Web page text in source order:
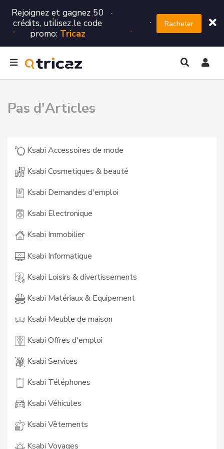
Rejoignez et gagnez 50
crédits, utilisez le code
promo: Tricaz
Racheter
Pas d'Articles
Ksabi Accessoires de mode
Ksabi Cosmetiques & beauté
Ksabi Demandes d'emploi
Ksabi Electronique
Ksabi Immobilier
Ksabi Informatique
Ksabi Loisirs & divertissements
Ksabi Matériaux & Equipement
Ksabi Meuble de maison
Ksabi Offres d'emploi
Ksabi Services
Ksabi Téléphones
Ksabi Véhicules
Ksabi Vêtements
Ksabi Voyages